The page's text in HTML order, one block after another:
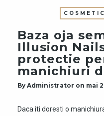
Baza oja
Illusion
protectie
manichiuri
By Administrator on mai
Daca iti doresti o